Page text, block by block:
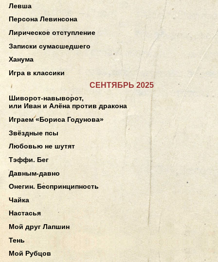
Левша
Персона Левинсона
Лирическое отступление
Записки сумасшедшего
Ханума
Игра в классики
СЕНТЯБРЬ 2025
Шиворот-навыворот,
или Иван и Алёна против дракона
Играем «Бориса Годунова»
Звёздные псы
Любовью не шутят
Тэффи. Бег
Давным-давно
Онегин. Беспринципность
Чайка
Настасья
Мой друг Лапшин
Тень
Мой Рубцов